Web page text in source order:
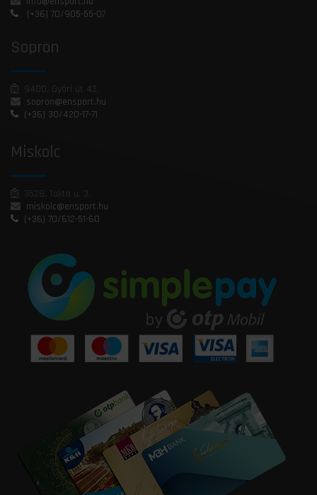
(+36) 70/905-55-07
Sopron
9400, Győri út 42.
sopron@ensport.hu
(+36) 30/420-17-71
Miskolc
3528, Takta u. 3.
miskolc@ensport.hu
(+36) 70/612-51-60